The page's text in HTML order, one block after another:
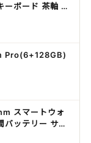
ーボード 茶軸 タ
静か Logi
無線 メカニ
Android
規品 グラファ
Pro(6+128GB)
スマートウォ
バッテリー サイ
スポーツモード